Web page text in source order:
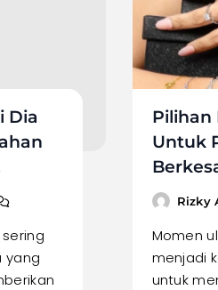
Dia
yang
Pilihan
Untuk
Rizky
Momen
menjadi
untuk